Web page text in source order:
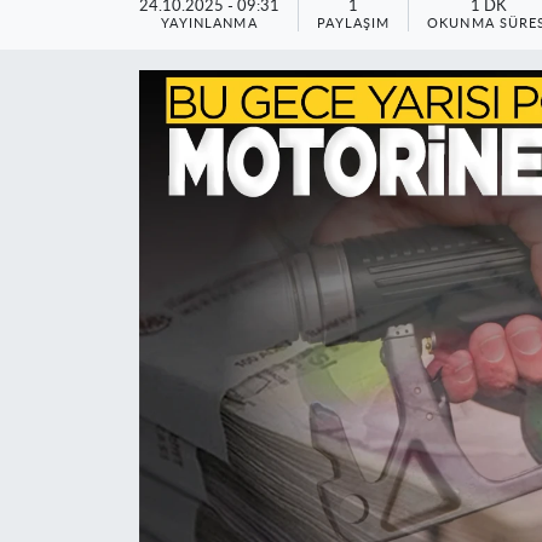
24.10.2025 - 09:31
YAYINLANMA
1
PAYLAŞIM
1 DK
OKUNMA